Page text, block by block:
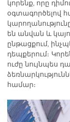
կորենք, որը
օգտագործելով
են անվան և
ընթացքում,
դեպքերում։
ուժը նույնպես
համար։